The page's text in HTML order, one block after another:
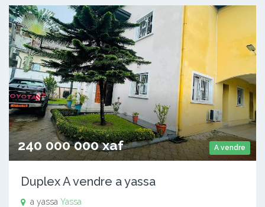
A vendre
240 000 000 xaf
Duplex A vendre a yassa
a yassa Yassa